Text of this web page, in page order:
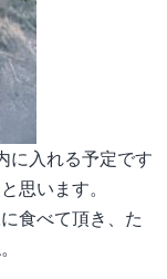
に入れる予定です
思います。
食べて頂き、た